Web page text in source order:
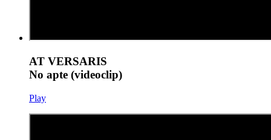
AT VERSARIS
No apte (videoclip)
Play